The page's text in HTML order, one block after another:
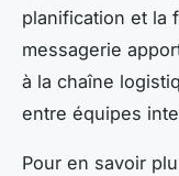
planification et la
messagerie
à la chaîne
entre équipes
Pour en savoir